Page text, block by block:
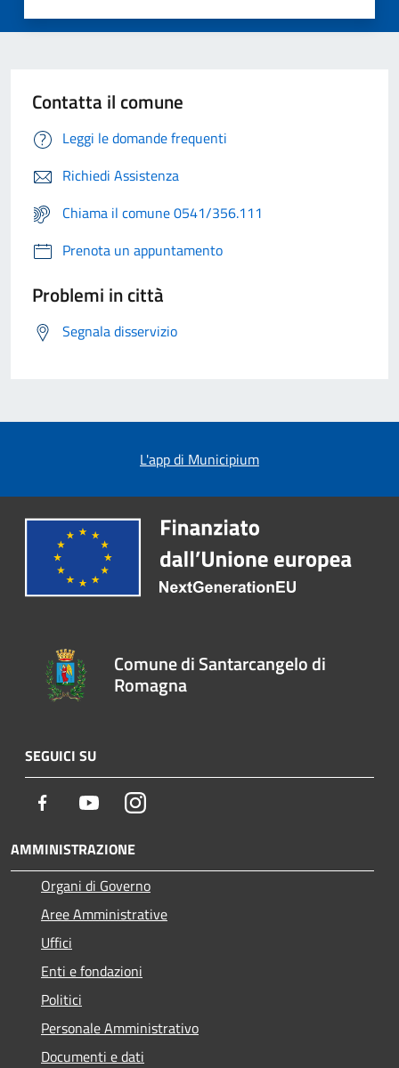
Contatta il comune
Leggi le domande frequenti
Richiedi Assistenza
Chiama il comune 0541/356.111
Prenota un appuntamento
Problemi in città
Segnala disservizio
L'app di Municipium
Comune di Santarcangelo di
Romagna
SEGUICI SU
Facebook YoutubeInstagram
AMMINISTRAZIONE
Organi di Governo
Aree Amministrative
Uffici
Enti e fondazioni
Politici
Personale Amministrativo
Documenti e dati